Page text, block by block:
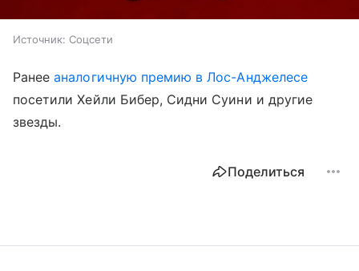
Источник: Соцсети
Ранееаналогичную премию в Лос-Анджелесе
посетили Хейли Бибер, Сидни Суини и другие
звезды.
Поделиться